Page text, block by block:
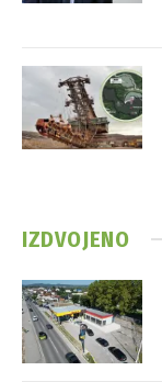
IZDVOJENO